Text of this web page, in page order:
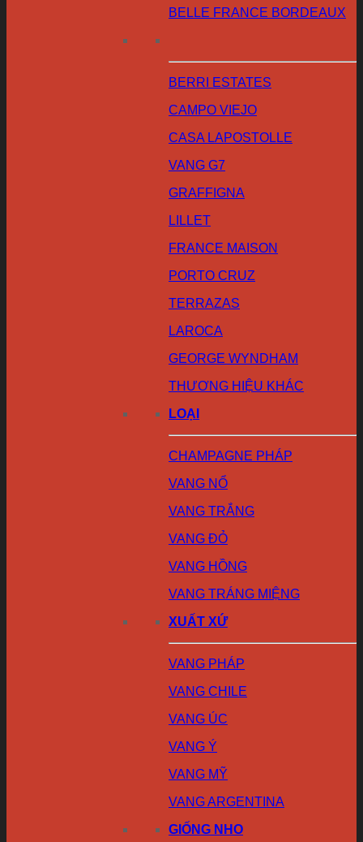
BELLE FRANCE BORDEAUX
BERRI ESTATES
CAMPO VIEJO
CASA LAPOSTOLLE
VANG G7
GRAFFIGNA
LILLET
FRANCE MAISON
PORTO CRUZ
TERRAZAS
LAROCA
GEORGE WYNDHAM
THƯƠNG HIỆU KHÁC
LOẠI
CHAMPAGNE PHÁP
VANG NỔ
VANG TRẮNG
VANG ĐỎ
VANG HỒNG
VANG TRÁNG MIỆNG
XUẤT XỨ
VANG PHÁP
VANG CHILE
VANG ÚC
VANG Ý
VANG MỸ
VANG ARGENTINA
GIỐNG NHO